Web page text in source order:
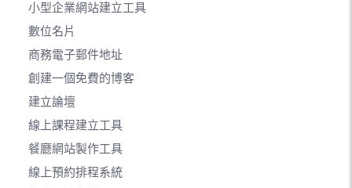
小型企業網站建立工具
數位名片
商務電子郵件地址
創建一個免費的博客
建立論壇
線上課程建立工具
餐廳網站製作工具
線上預約排程系統